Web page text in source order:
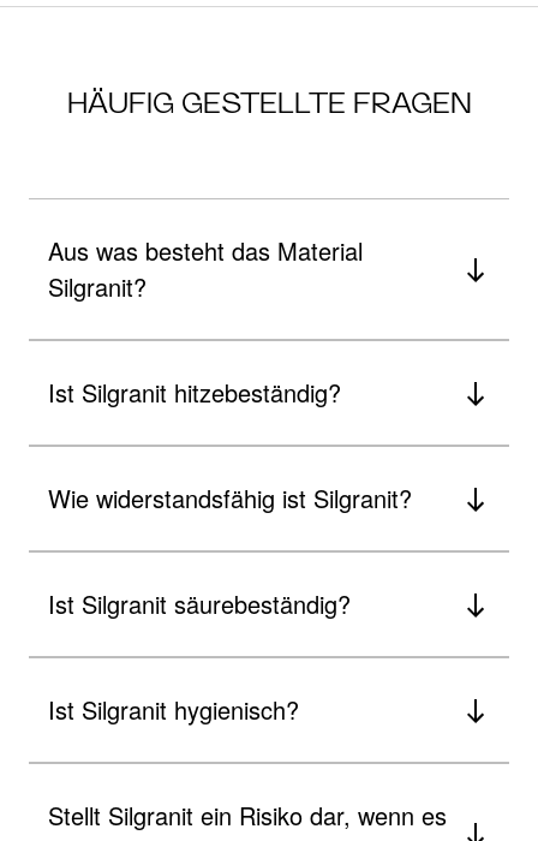
HÄUFIG GESTELLTE FRAGEN
Aus was besteht das Material
Silgranit?
Ist Silgranit hitzebeständig?
Wie widerstandsfähig ist Silgranit?
Ist Silgranit säurebeständig?
Ist Silgranit hygienisch?
Stellt Silgranit ein Risiko dar, wenn es